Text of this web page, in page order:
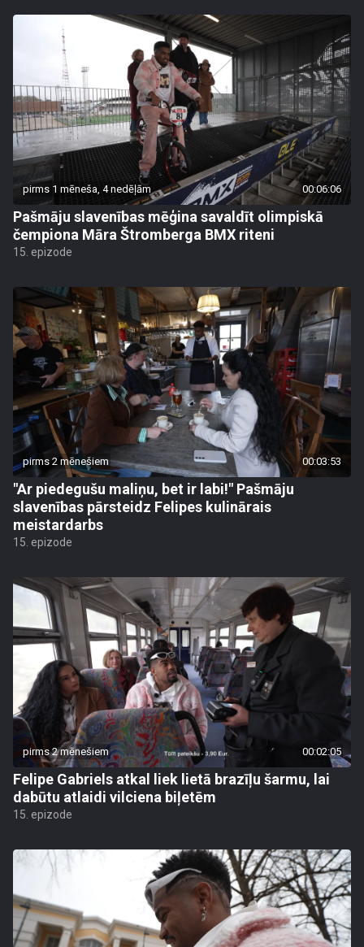
pirms 1 mēneša, 4 nedēļām 00:06:06
Pašmāju slavenības mēģina savaldīt olimpiskā
čempiona Māra Štromberga BMX riteni
15. epizode
pirms 2 mēnešiem 00:03:53
"Ar piedegušu maliņu, bet ir labi!" Pašmāju
slavenības pārsteidz Felipes kulinārais
meistardarbs
15. epizode
pirms 2 mēnešiem 00:02:05
Felipe Gabriels atkal liek lietā brazīļu šarmu, lai
dabūtu atlaidi vilciena biļetēm
15. epizode